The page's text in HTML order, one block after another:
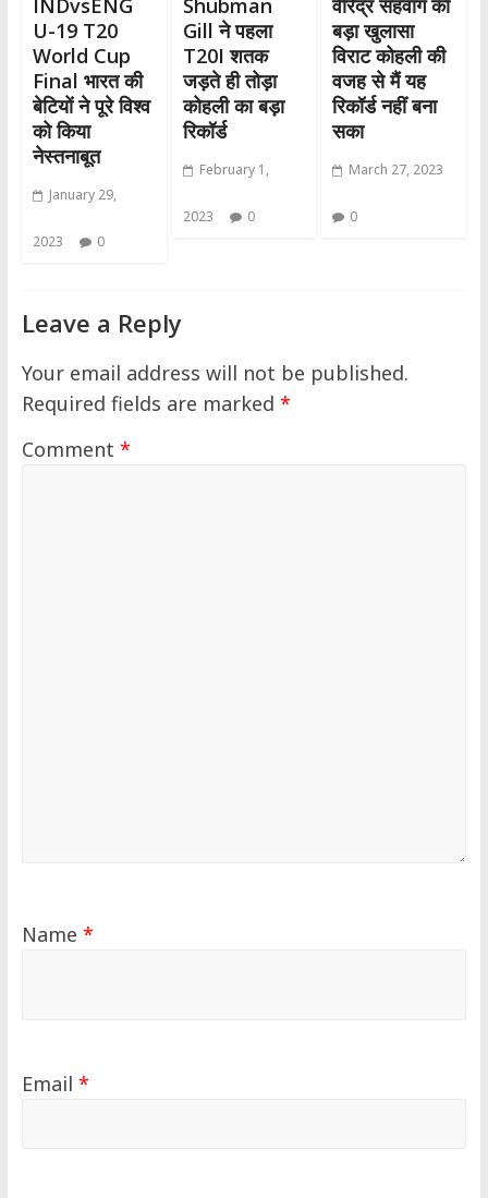
INDvsENG
U-19 T20
World Cup
Final भारत की
बेटियों ने पूरे विश्व
को किया
नेस्तनाबूत
January 29,
2023 0
Shubman
Gill ने पहला
T20I शतक
जड़ते ही तोड़ा
कोहली का बड़ा
रिकॉर्ड
February 1,
2023 0
वीरेंद्र सहवाग का
बड़ा खुलासा
विराट कोहली की
वजह से मैं यह
रिकॉर्ड नहीं बना
सका
March 27, 2023
0
Leave a Reply
Your email address will not be published.
Required fields are marked *
Comment *
Name *
Email *